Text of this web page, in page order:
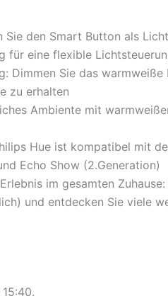
Sie den Smart Button als
für eine flexible
Dimmen Sie das
zu erhalten
Ambiente mit
Hue ist kompatibel mit
Echo Show (2.Generation)
im gesamten
und entdecken Sie viele